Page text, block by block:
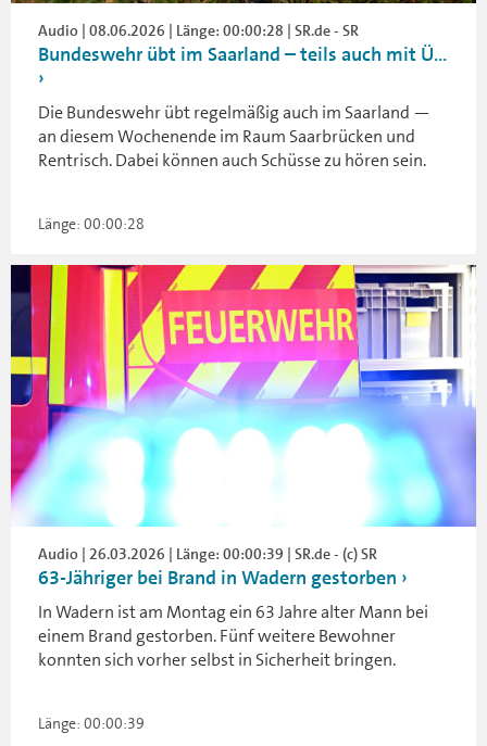
Audio | 08.06.2026 | Länge: 00:00:28 | SR.de - SR
Bundeswehr übt im Saarland – teils auch mit Ü...
Die Bundeswehr übt regelmäßig auch im Saarland —
an diesem Wochenende im Raum Saarbrücken und
Rentrisch. Dabei können auch Schüsse zu hören sein.
Länge: 00:00:28
Audio | 26.03.2026 | Länge: 00:00:39 | SR.de - (c) SR
63-Jähriger bei Brand in Wadern gestorben
In Wadern ist am Montag ein 63 Jahre alter Mann bei
einem Brand gestorben. Fünf weitere Bewohner
konnten sich vorher selbst in Sicherheit bringen.
Länge: 00:00:39